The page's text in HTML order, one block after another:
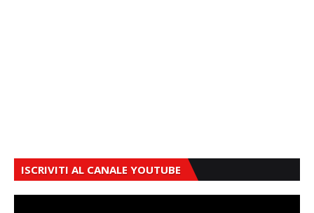
ISCRIVITI AL CANALE YOUTUBE